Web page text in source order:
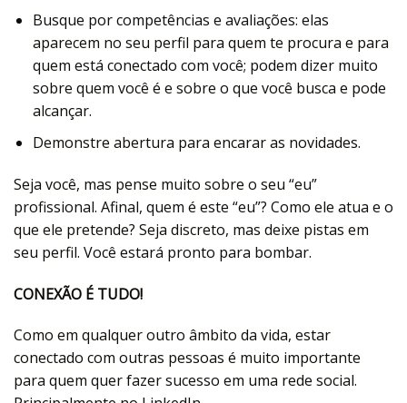
Busque por competências e avaliações: elas
aparecem no seu perfil para quem te procura e para
quem está conectado com você; podem dizer muito
sobre quem você é e sobre o que você busca e pode
alcançar.
Demonstre abertura para encarar as novidades.
Seja você, mas pense muito sobre o seu “eu”
profissional. Afinal, quem é este “eu”? Como ele atua e o
que ele pretende? Seja discreto, mas deixe pistas em
seu perfil. Você estará pronto para bombar.
CONEXÃO É TUDO!
Como em qualquer outro âmbito da vida, estar
conectado com outras pessoas é muito importante
para quem quer fazer sucesso em uma rede social.